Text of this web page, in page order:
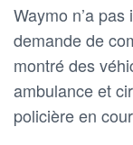
Waymo n’a
demande de
montré des
ambulance et
policière en